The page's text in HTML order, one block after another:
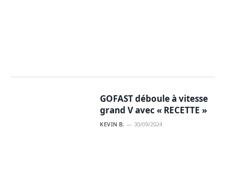
GOFAST déboule à vitesse
grand V avec « RECETTE »
KEVIN B. 30/09/2024